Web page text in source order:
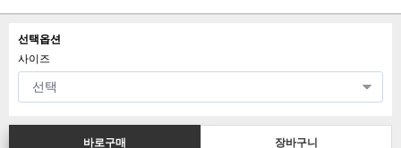
선택옵션
사이즈